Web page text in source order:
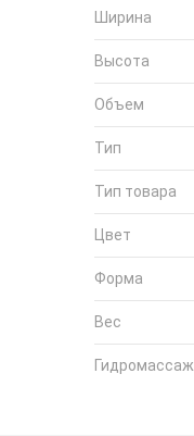
Ширина
Высота
Объем
Тип
Тип товара
Цвет
Форма
Вес
Гидромассаж